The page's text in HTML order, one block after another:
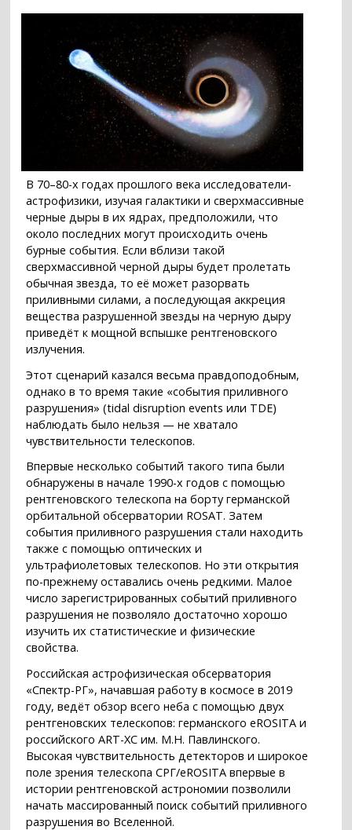
В 70–80-х годах прошлого века исследователи-
астрофизики, изучая галактики и сверхмассивные
черные дыры в их ядрах, предположили, что
около последних могут происходить очень
бурные события. Если вблизи такой
сверхмассивной черной дыры будет пролетать
обычная звезда, то её может разорвать
приливными силами, а последующая аккреция
вещества разрушенной звезды на черную дыру
приведёт к мощной вспышке рентгеновского
излучения.
Этот сценарий казался весьма правдоподобным,
однако в то время такие «события приливного
разрушения» (tidal disruption events или TDE)
наблюдать было нельзя — не хватало
чувствительности телескопов.
Впервые несколько событий такого типа были
обнаружены в начале 1990-х годов с помощью
рентгеновского телескопа на борту германской
орбитальной обсерватории ROSAT. Затем
события приливного разрушения стали находить
также с помощью оптических и
ультрафиолетовых телескопов. Но эти открытия
по-прежнему оставались очень редкими. Малое
число зарегистрированных событий приливного
разрушения не позволяло достаточно хорошо
изучить их статистические и физические
свойства.
Российская астрофизическая обсерватория
«Спектр-РГ», начавшая работу в космосе в 2019
году, ведёт обзор всего неба с помощью двух
рентгеновских телескопов: германского eROSITA и
российского ART-XC им. М.Н. Павлинского.
Высокая чувствительность детекторов и широкое
поле зрения телескопа СРГ/eROSITA впервые в
истории рентгеновской астрономии позволили
начать массированный поиск событий приливного
разрушения во Вселенной.